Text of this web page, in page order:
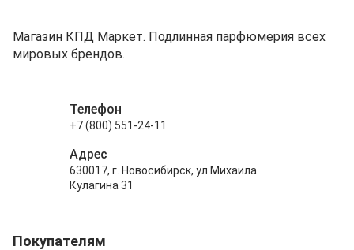
Магазин КПД Маркет. Подлинная парфюмерия всех
мировых брендов.
Покупателям
Телефон
+7 (800) 551-24-11
Адрес
630017, г. Новосибирск, ул.Михаила
Кулагина 31